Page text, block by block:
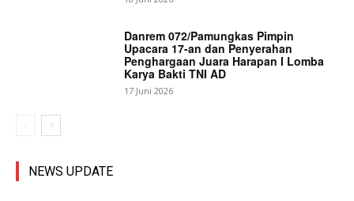
Danrem 072/Pamungkas Pimpin
Upacara 17-an dan Penyerahan
Penghargaan Juara Harapan I Lomba
Karya Bakti TNI AD
17 Juni 2026
NEWS UPDATE